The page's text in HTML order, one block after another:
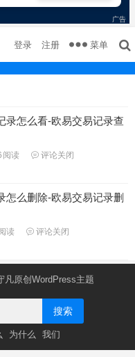
登录 注册 菜单
录怎么看-欧易交易记录查
阅读 评论关闭
怎么删除-欧易交易记录删
读 评论关闭
凡原创WordPress主题
搜索
为什么 我们